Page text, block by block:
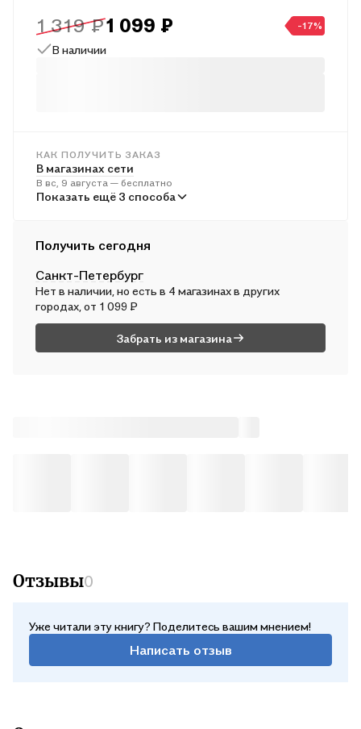
Уильям Горнольд (Сефариал) - выдающийся английский
астролог, теософ и оккультист рубежа XIX - XX вв., журналист
1 319 ₽1 099 ₽ -17%
В наличии
КАК ПОЛУЧИТЬ ЗАКАЗ
В магазинах сети
В вс, 9 августа — бесплатно
В пунктах выдачи
В пн, 10 августа — от 316 ₽
Почтой России
Во вт, 11 августа — от 529 ₽
Показать ещё 3 способа
Получить сегодня
Санкт-Петербург
Нет в наличии, но есть в 4 магазинах в других
городах, от 1 099 ₽
Забрать из магазина
Отзывы0
Уже читали эту книгу? Поделитесь вашим мнением!
Написать отзыв